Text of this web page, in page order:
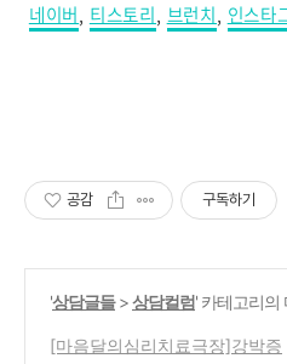
네이버, 티스토리, 브런치, 인스타
공감 구독하기
'상담글들>상담컬럼' 카테고리의
[마음달의심리치료극장]강박증